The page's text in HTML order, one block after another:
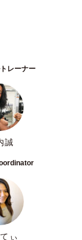
レーナー
誠
ぃ